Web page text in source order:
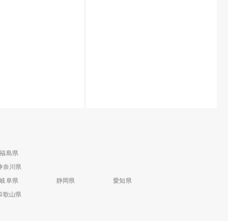
福島県
奈川県
岐阜県
静岡県
愛知県
歌山県